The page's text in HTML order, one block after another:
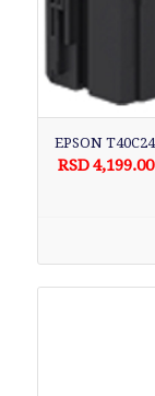
EPSON
RSD4,199.00